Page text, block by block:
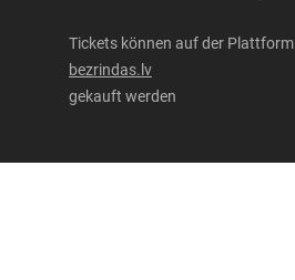
Tickets können auf der Plattform
bezrindas.lv
gekauft werden